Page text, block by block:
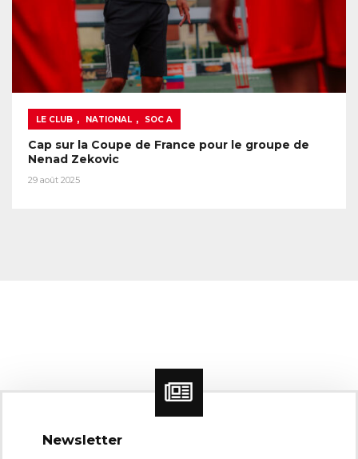
LE CLUB , NATIONAL , SOC A
Cap sur la Coupe de France pour le groupe de
Nenad Zekovic
29 août 2025
Newsletter